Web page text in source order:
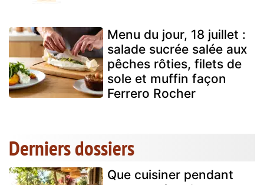
Menu du jour, 18 juillet :
salade sucrée salée aux
pêches rôties, filets de
sole et muffin façon
Ferrero Rocher
Derniers dossiers
Que cuisiner pendant